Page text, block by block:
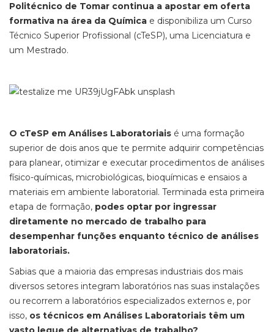
Politécnico de Tomar continua a apostar em oferta
formativa na área da Química e disponibiliza um Curso
Técnico Superior Profissional (cTeSP), uma Licenciatura e
um Mestrado.
O cTeSP em Análises Laboratoriais é uma formação
superior de dois anos que te permite adquirir competências
para planear, otimizar e executar procedimentos de análises
físico-químicas, microbiológicas, bioquímicas e ensaios a
materiais em ambiente laboratorial. Terminada esta primeira
etapa de formação, podes optar por ingressar
diretamente no mercado de trabalho para
desempenhar funções enquanto técnico de análises
laboratoriais.
Sabias que a maioria das empresas industriais dos mais
diversos setores integram laboratórios nas suas instalações
ou recorrem a laboratórios especializados externos e, por
isso, os técnicos em Análises Laboratoriais têm um